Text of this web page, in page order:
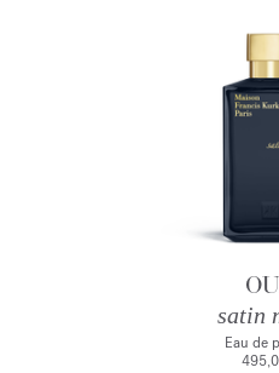
satin
Eau de